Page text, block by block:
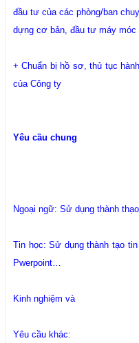
đầu tư của các phòng/ban
dựng cơ bản, đầu tư máy móc
+ Chuẩn bị hồ sơ, thủ tục
của Công ty
Yêu cầu chung
Ngoại ngữ: Sử dụng thành
Tin học: Sử dụng thành tạo
Pwerpoint…
Kinh nghiệm và
Yêu cầu khác: